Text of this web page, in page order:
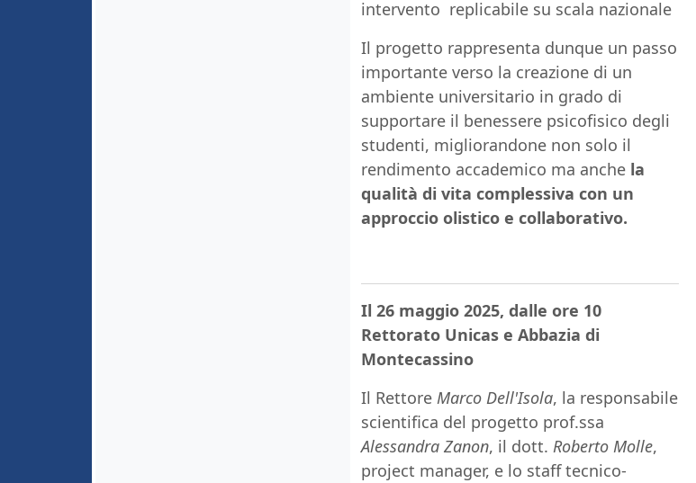
intervento replicabile su scala nazionale
Il progetto rappresenta dunque un passo
importante verso la creazione di un
ambiente universitario in grado di
supportare il benessere psicofisico degli
studenti, migliorandone non solo il
rendimento accademico ma anche la
qualità di vita complessiva con un
approccio olistico e collaborativo.
Il 26 maggio 2025, dalle ore 10
Rettorato Unicas e Abbazia di
Montecassino
Il Rettore Marco Dell'Isola, la responsabile
scientifica del progetto prof.ssa
Alessandra Zanon, il dott. Roberto Molle,
project manager, e lo staff tecnico-